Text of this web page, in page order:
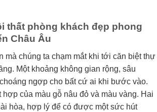
thất phòng khách đẹp phong
Châu Âu
mà chúng ta chạm mắt khi tới căn biệt thự
Một khoảng không gian rộng, sâu
ngợp cho bất cứ ai khi bước vào.
hợp của màu gỗ nâu đỏ và màu vàng. Hai
hòa, hợp lý để có được một sức hút